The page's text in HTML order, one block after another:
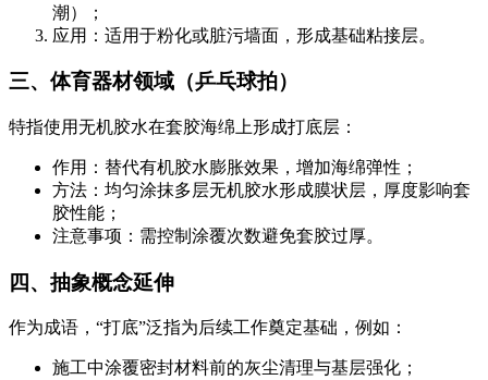
潮）；
应用：适用于粉化或脏污墙面，形成基础粘接层。
三、体育器材领域（乒乓球拍）
特指使用无机胶水在套胶海绵上形成打底层：
作用：替代有机胶水膨胀效果，增加海绵弹性；
方法：均匀涂抹多层无机胶水形成膜状层，厚度影响套
胶性能；
注意事项：需控制涂覆次数避免套胶过厚。
四、抽象概念延伸
作为成语，“打底”泛指为后续工作奠定基础，例如：
施工中涂覆密封材料前的灰尘清理与基层强化；